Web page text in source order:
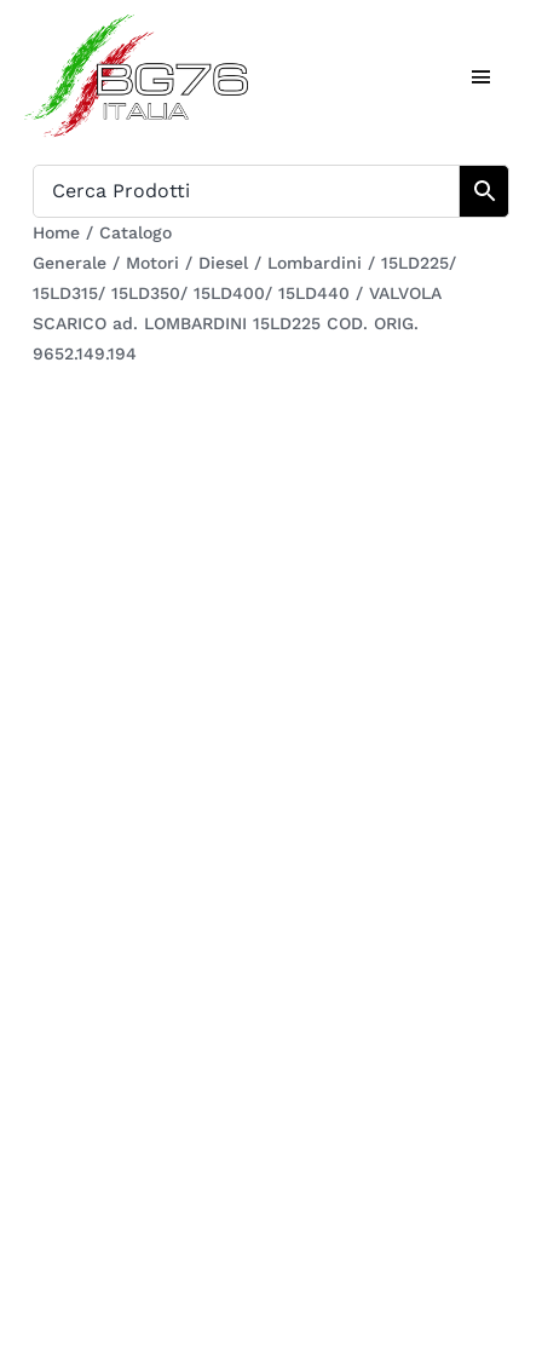
contenuto
Toggle
Catalogo
Chi siamo
Home / Catalogo
Generale / Motori / Diesel / Lombardini / 15LD225/
15LD315/ 15LD350/ 15LD400/ 15LD440 / VALVOLA
SCARICO ad. LOMBARDINI 15LD225 COD. ORIG.
9652.149.194